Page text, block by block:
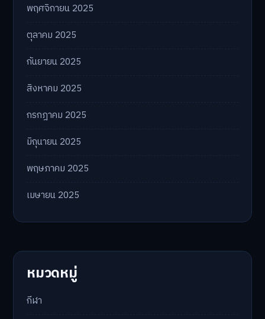
พฤศจิกายน 2025
ตุลาคม 2025
กันยายน 2025
สิงหาคม 2025
กรกฎาคม 2025
มิถุนายน 2025
พฤษภาคม 2025
เมษายน 2025
หมวดหมู่
กีฬา